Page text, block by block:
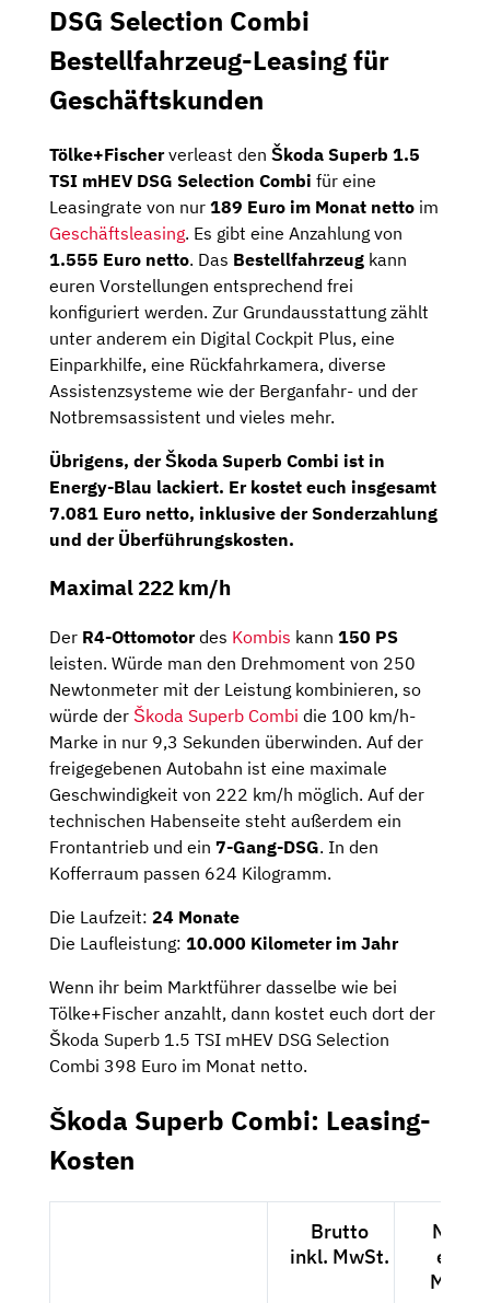
DSG Selection Combi
Bestellfahrzeug-Leasing für
Geschäftskunden
Tölke+Fischerverleast den Škoda Superb 1.5
TSI mHEV DSG Selection Combi für eine
Leasingrate von nur 189 Euro im Monat netto im
Geschäftsleasing. Es gibt eine Anzahlung von
1.555 Euro netto. Das Bestellfahrzeug kann
euren Vorstellungen entsprechend frei
konfiguriert werden. Zur Grundausstattung zählt
unter anderem ein Digital Cockpit Plus, eine
Einparkhilfe, eine Rückfahrkamera, diverse
Assistenzsysteme wie der Berganfahr- und der
Notbremsassistent und vieles mehr.
Übrigens, der Škoda Superb Combi ist in
Energy-Blau lackiert. Er kostet euch insgesamt
7.081 Euro netto, inklusive der Sonderzahlung
und der Überführungskosten.
Maximal 222 km/h
Der R4-Ottomotordes Kombis kann 150 PS
leisten. Würde man den Drehmoment von 250
Newtonmeter mit der Leistung kombinieren, so
würde der Škoda Superb Combi die 100 km/h-
Marke in nur 9,3 Sekunden überwinden. Auf der
freigegebenen Autobahn ist eine maximale
Geschwindigkeit von 222 km/h möglich. Auf der
technischen Habenseite steht außerdem ein
Frontantrieb und ein 7-Gang-DSG. In den
Kofferraum passen 624 Kilogramm.
Die Laufzeit: 24 Monate
Die Laufleistung: 10.000 Kilometer im Jahr
Wenn ihr beim Marktführer dasselbe wie bei
Tölke+Fischer anzahlt, dann kostet euch dort der
Škoda Superb 1.5 TSI mHEV DSG Selection
Combi 398 Euro im Monat netto.
Škoda Superb Combi: Leasing-
Kosten
Brutto
inkl. MwSt.
Netto
exkl.
MwSt.